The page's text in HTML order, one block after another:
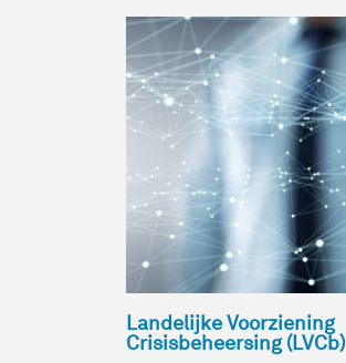
Landelijke Voorziening
Crisisbeheersing (LVCb)